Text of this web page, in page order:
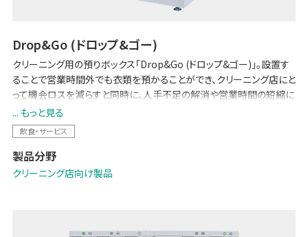
Drop&Go (ドロップ&ゴー)
クリーニング用の預りボックス「Drop&Go (ドロップ&ゴー)」。設置す
ることで営業時間外でも衣類を預かることができ、クリーニング店にと
って機会ロスを減らすと同時に、人手不足の解消や営業時間の短縮に
よる人件費負担の軽減につながります。お客様にとっては営業時間に
関わらず衣類を預けることができるので、利便性が向上します。
非対面型のお預かりで、感染症拡大防止のための接触削減にも貢献
します。
... もっと見る
飲食・サービス
製品分野
クリーニング店向け製品